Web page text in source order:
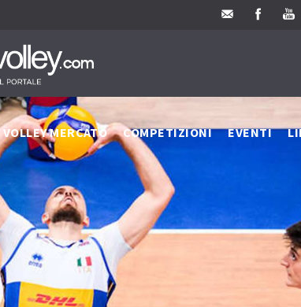
VOLLEY MERCATO COMPETIZIONI EVENTI